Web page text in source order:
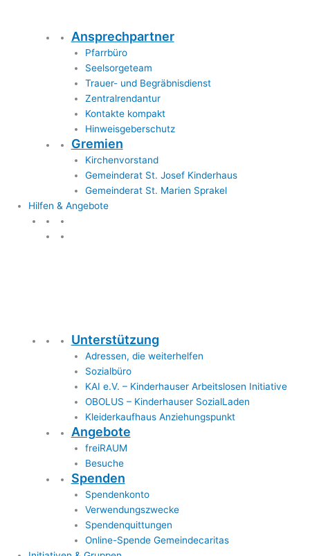
Ansprechpartner
Pfarrbüro
Seelsorgeteam
Trauer- und Begräbnisdienst
Zentralrendantur
Kontakte kompakt
Hinweisgeberschutz
Gremien
Kirchenvorstand
Gemeinderat St. Josef Kinderhaus
Gemeinderat St. Marien Sprakel
Hilfen & Angebote
Unterstützung
Adressen, die weiterhelfen
Sozialbüro
KAI e.V. – Kinderhauser Arbeitslosen Initiative
OBOLUS – Kinderhauser SozialLaden
Kleiderkaufhaus Anziehungspunkt
Angebote
freiRAUM
Besuche
Spenden
Spendenkonto
Verwendungszwecke
Spendenquittungen
Online-Spende Gemeindecaritas